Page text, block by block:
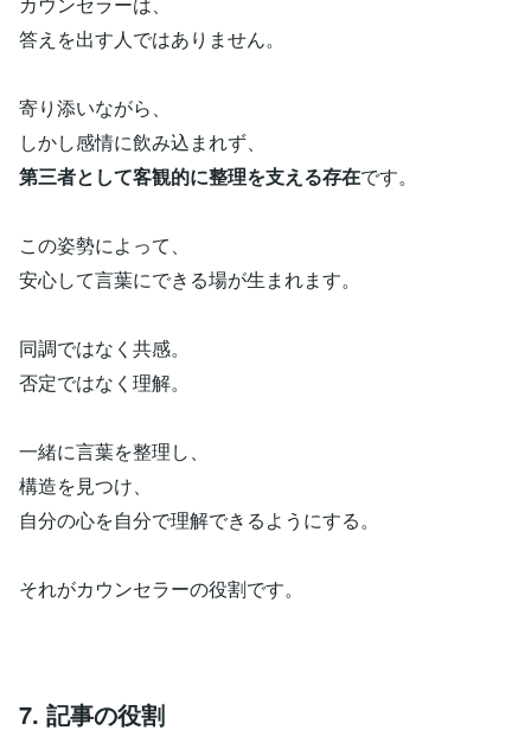
答えを出す人ではありません。
寄り添いながら、
しかし感情に飲み込まれず、
第三者として客観的に整理を支える存在です。
この姿勢によって、
安心して言葉にできる場が生まれます。
同調ではなく共感。
否定ではなく理解。
一緒に言葉を整理し、
構造を見つけ、
自分の心を自分で理解できるようにする。
それがカウンセラーの役割です。
7. 記事の役割